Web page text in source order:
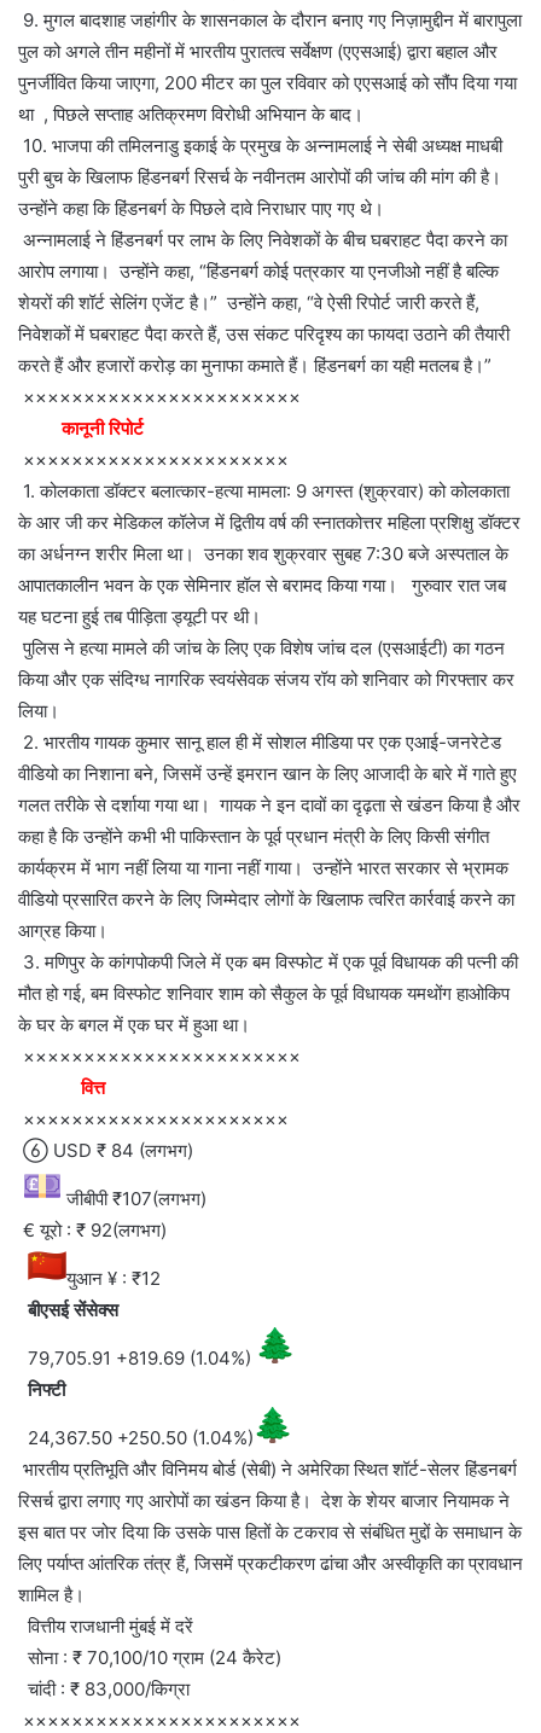
9. मुगल बादशाह जहांगीर के शासनकाल के दौरान बनाए गए निज़ामुद्दीन में बारापुला
पुल को अगले तीन महीनों में भारतीय पुरातत्व सर्वेक्षण (एएसआई) द्वारा बहाल और
पुनर्जीवित किया जाएगा, 200 मीटर का पुल रविवार को एएसआई को सौंप दिया गया
था , पिछले सप्ताह अतिक्रमण विरोधी अभियान के बाद।
10. भाजपा की तमिलनाडु इकाई के प्रमुख के अन्नामलाई ने सेबी अध्यक्ष माधबी
पुरी बुच के खिलाफ हिंडनबर्ग रिसर्च के नवीनतम आरोपों की जांच की मांग की है।
उन्होंने कहा कि हिंडनबर्ग के पिछले दावे निराधार पाए गए थे।
अन्नामलाई ने हिंडनबर्ग पर लाभ के लिए निवेशकों के बीच घबराहट पैदा करने का
आरोप लगाया। उन्होंने कहा, “हिंडनबर्ग कोई पत्रकार या एनजीओ नहीं है बल्कि
शेयरों की शॉर्ट सेलिंग एजेंट है।” उन्होंने कहा, “वे ऐसी रिपोर्ट जारी करते हैं,
निवेशकों में घबराहट पैदा करते हैं, उस संकट परिदृश्य का फायदा उठाने की तैयारी
करते हैं और हजारों करोड़ का मुनाफा कमाते हैं। हिंडनबर्ग का यही मतलब है।”
×××××××××××××××××××××××
कानूनी रिपोर्ट
××××××××××××××××××××××
1. कोलकाता डॉक्टर बलात्कार-हत्या मामला: 9 अगस्त (शुक्रवार) को कोलकाता
के आर जी कर मेडिकल कॉलेज में द्वितीय वर्ष की स्नातकोत्तर महिला प्रशिक्षु डॉक्टर
का अर्धनग्न शरीर मिला था। उनका शव शुक्रवार सुबह 7:30 बजे अस्पताल के
आपातकालीन भवन के एक सेमिनार हॉल से बरामद किया गया। गुरुवार रात जब
यह घटना हुई तब पीड़िता ड्यूटी पर थी।
पुलिस ने हत्या मामले की जांच के लिए एक विशेष जांच दल (एसआईटी) का गठन
किया और एक संदिग्ध नागरिक स्वयंसेवक संजय रॉय को शनिवार को गिरफ्तार कर
लिया।
2. भारतीय गायक कुमार सानू हाल ही में सोशल मीडिया पर एक एआई-जनरेटेड
वीडियो का निशाना बने, जिसमें उन्हें इमरान खान के लिए आजादी के बारे में गाते हुए
गलत तरीके से दर्शाया गया था। गायक ने इन दावों का दृढ़ता से खंडन किया है और
कहा है कि उन्होंने कभी भी पाकिस्तान के पूर्व प्रधान मंत्री के लिए किसी संगीत
कार्यक्रम में भाग नहीं लिया या गाना नहीं गाया। उन्होंने भारत सरकार से भ्रामक
वीडियो प्रसारित करने के लिए जिम्मेदार लोगों के खिलाफ त्वरित कार्रवाई करने का
आग्रह किया।
3. मणिपुर के कांगपोकपी जिले में एक बम विस्फोट में एक पूर्व विधायक की पत्नी की
मौत हो गई, बम विस्फोट शनिवार शाम को सैकुल के पूर्व विधायक यमथोंग हाओकिप
के घर के बगल में एक घर में हुआ था।
×××××××××××××××××××××××
वित्त
××××××××××××××××××××××
 USD ₹ 84 (लगभग)
जीबीपी ₹107(लगभग)
€ यूरो : ₹ 92(लगभग)
युआन ¥ : ₹12
बीएसई सेंसेक्स
79,705.91 +819.69 (1.04%)
निफ्टी
24,367.50 +250.50 (1.04%)
भारतीय प्रतिभूति और विनिमय बोर्ड (सेबी) ने अमेरिका स्थित शॉर्ट-सेलर हिंडनबर्ग
रिसर्च द्वारा लगाए गए आरोपों का खंडन किया है। देश के शेयर बाजार नियामक ने
इस बात पर जोर दिया कि उसके पास हितों के टकराव से संबंधित मुद्दों के समाधान के
लिए पर्याप्त आंतरिक तंत्र हैं, जिसमें प्रकटीकरण ढांचा और अस्वीकृति का प्रावधान
शामिल है।
वित्तीय राजधानी मुंबई में दरें
सोना : ₹ 70,100/10 ग्राम (24 कैरेट)
चांदी : ₹ 83,000/किग्रा
×××××××××××××××××××××××